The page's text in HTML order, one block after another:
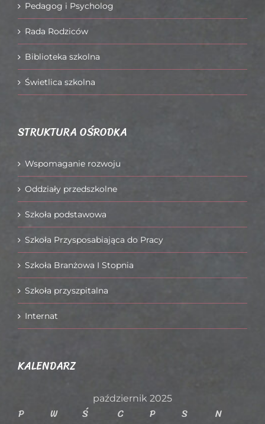
Pedagog i Psycholog
Rada Rodziców
Biblioteka szkolna
Świetlica szkolna
STRUKTURA OŚRODKA
Wspomaganie rozwoju
Oddziały przedszkolne
Szkoła podstawowa
Szkoła Przysposabiająca do Pracy
Szkoła Branżowa I Stopnia
Szkoła przyszpitalna
Internat
KALENDARZ
październik 2025
P W Ś C P S N